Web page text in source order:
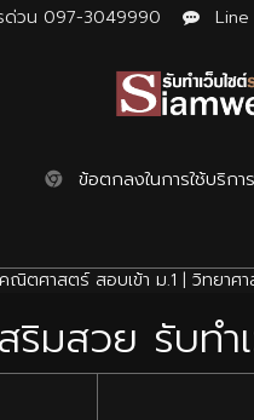
ด่วน 097-3049990
ข้อตกลงในการใช้บริการ
คณิตศาสตร์ สอบเข้า ม.1 | วิทยาศ
สริมสวย รับท